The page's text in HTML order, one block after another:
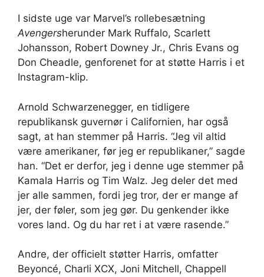
I sidste uge var Marvel’s rollebesætning
Avengersherunder Mark Ruffalo, Scarlett
Johansson, Robert Downey Jr., Chris Evans og
Don Cheadle, genforenet for at støtte Harris i et
Instagram-klip.
Arnold Schwarzenegger, en tidligere
republikansk guvernør i Californien, har også
sagt, at han stemmer på Harris. “Jeg vil altid
være amerikaner, før jeg er republikaner,” sagde
han. “Det er derfor, jeg i denne uge stemmer på
Kamala Harris og Tim Walz. Jeg deler det med
jer alle sammen, fordi jeg tror, ​​der er mange af
jer, der føler, som jeg gør. Du genkender ikke
vores land. Og du har ret i at være rasende.”
Andre, der officielt støtter Harris, omfatter
Beyoncé, Charli XCX, Joni Mitchell, Chappell